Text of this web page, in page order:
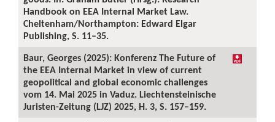
Handbook on EEA Internal Market Law.
Cheltenham/Northampton: Edward Elgar
Publishing, S. 11–35.
Baur, Georges (2025): Konferenz The Future of
the EEA Internal Market in view of current
geopolitical and global economic challenges
vom 14. Mai 2025 in Vaduz. Liechtensteinische
Juristen-Zeitung (LJZ) 2025, H. 3, S. 157–159.